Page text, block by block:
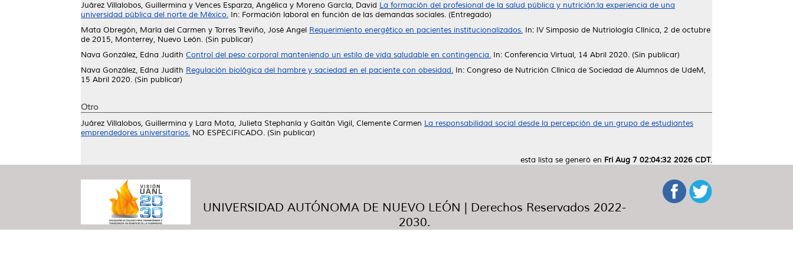
Juárez Villalobos, Guillermina y Vences Esparza, Angélica y Moreno García, David La formación del profesional de la salud pública y nutrición:la experiencia de una
universidad pública del norte de México. In: Formación laboral en función de las demandas sociales. (Entregado)
Mata Obregón, María del Carmen y Torres Treviño, José Angel Requerimiento energético en pacientes institucionalizados. In: IV Simposio de Nutriología Clínica, 2 de octubre
de 2015, Monterrey, Nuevo León. (Sin publicar)
Nava González, Edna Judith Control del peso corporal manteniendo un estilo de vida saludable en contingencia. In: Conferencia Virtual, 14 Abril 2020. (Sin publicar)
Nava González, Edna Judith Regulación biológica del hambre y saciedad en el paciente con obesidad. In: Congreso de Nutrición Clínica de Sociedad de Alumnos de UdeM,
15 Abril 2020. (Sin publicar)
Otro
Juárez Villalobos, Guillermina y Lara Mota, Julieta Stephanía y Gaitán Vigil, Clemente Carmen La responsabilidad social desde la percepción de un grupo de estudiantes
emprendedores universitarios. NO ESPECIFICADO. (Sin publicar)
esta lista se generó en Fri Aug 7 02:04:32 2026 CDT.
UNIVERSIDAD AUTÓNOMA DE NUEVO LEÓN | Derechos Reservados 2022-
2030.